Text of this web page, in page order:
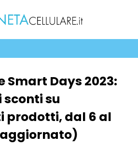
Smart Days 2023:
sconti su
prodotti, dal 6 al